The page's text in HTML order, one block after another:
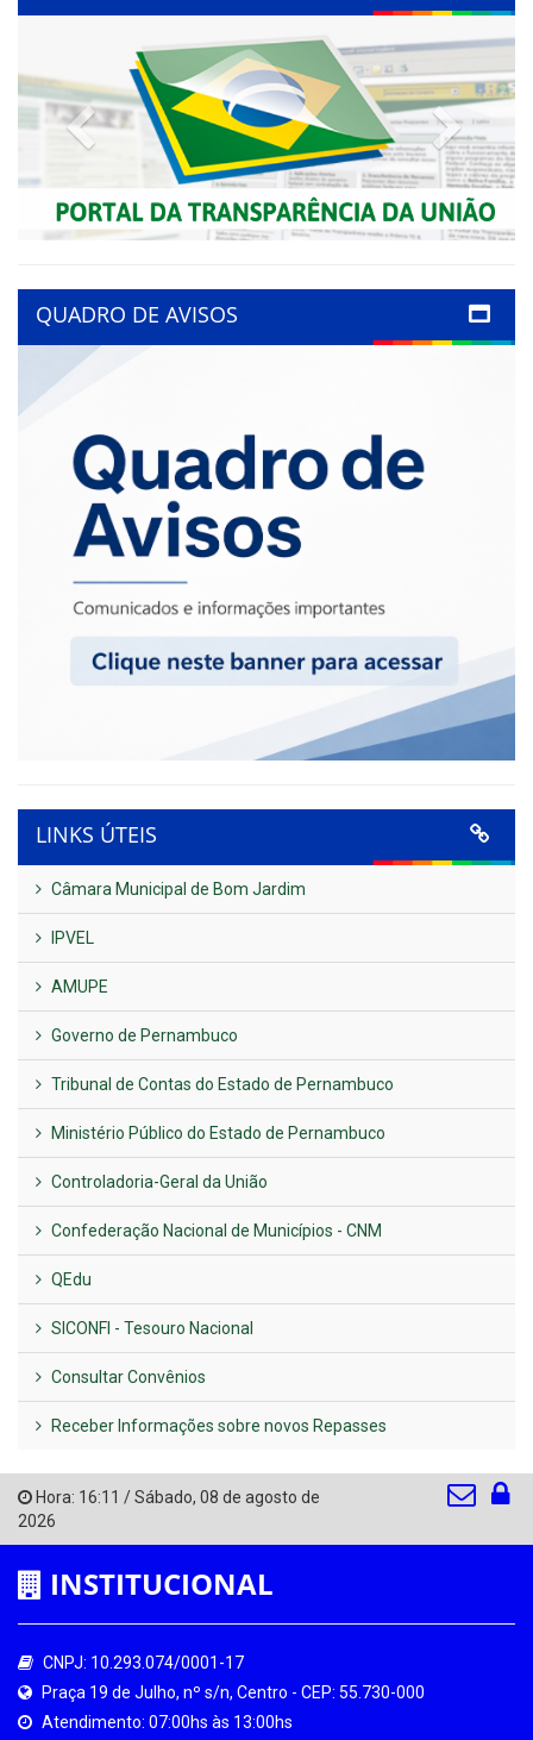
Previous Next
QUADRO DE AVISOS
LINKS ÚTEIS
Câmara Municipal de Bom Jardim
IPVEL
AMUPE
Governo de Pernambuco
Tribunal de Contas do Estado de Pernambuco
Ministério Público do Estado de Pernambuco
Controladoria-Geral da União
Confederação Nacional de Municípios - CNM
QEdu
SICONFI - Tesouro Nacional
Consultar Convênios
Receber Informações sobre novos Repasses
Hora: 16:11 /Sábado, 08 de agosto de
2026
INSTITUCIONAL
CNPJ: 10.293.074/0001-17
Praça 19 de Julho, nº s/n, Centro - CEP: 55.730-000
Atendimento: 07:00hs às 13:00hs